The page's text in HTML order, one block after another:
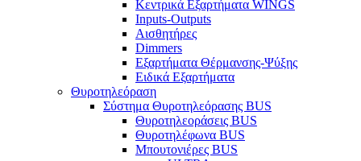
Κεντρικά Εξαρτήματα WINGS
Inputs-Outputs
Αισθητήρες
Dimmers
Εξαρτήματα Θέρμανσης-Ψύξης
Ειδικά Εξαρτήματα
Θυροτηλεόραση
Σύστημα Θυροτηλεόρασης BUS
Θυροτηλεοράσεις BUS
Θυροτηλέφωνα BUS
Μπουτονιέρες BUS